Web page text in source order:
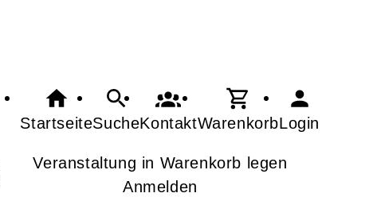
StartseiteSucheKontaktWarenkorbLogin
Veranstaltung in Warenkorb legen
Anmelden